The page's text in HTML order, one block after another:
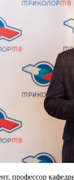
профессор